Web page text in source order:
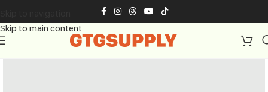
Skip to main content